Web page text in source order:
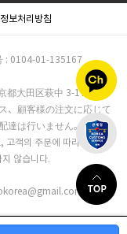
보처리방침
: 0104-01-135167
都大田区萩中 3-17-16
、顧客様の注文に応じて
達は行いません。
고객의 주문에 따라 한국으
않습니다.